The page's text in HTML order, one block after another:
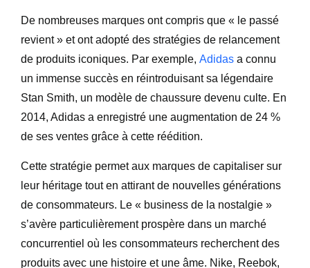
De nombreuses marques ont compris que « le passé
revient » et ont adopté des stratégies de relancement
de produits iconiques. Par exemple, Adidas a connu
un immense succès en réintroduisant sa légendaire
Stan Smith, un modèle de chaussure devenu culte. En
2014, Adidas a enregistré une augmentation de 24 %
de ses ventes grâce à cette réédition.
Cette stratégie permet aux marques de capitaliser sur
leur héritage tout en attirant de nouvelles générations
de consommateurs. Le « business de la nostalgie »
s’avère particulièrement prospère dans un marché
concurrentiel où les consommateurs recherchent des
produits avec une histoire et une âme. Nike, Reebok,